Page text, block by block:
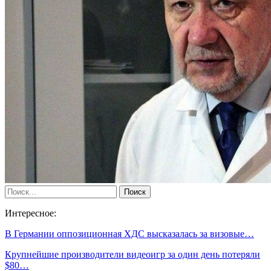
Интересное:
В Германии оппозиционная ХДС высказалась за визовые…
Крупнейшие производители видеоигр за один день потеряли
$80…